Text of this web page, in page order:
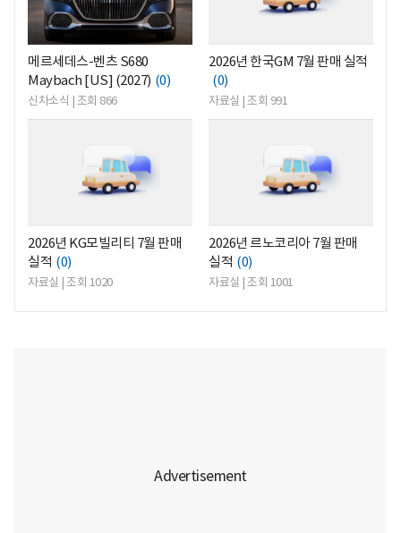
메르세데스-벤츠 S680
Maybach [US] (2027) (0)
신차소식 | 조회 866
2026년 한국GM 7월 판매 실적
(0)
자료실 | 조회 991
2026년 KG모빌리티 7월 판매
실적 (0)
자료실 | 조회 1020
2026년 르노코리아 7월 판매
실적 (0)
자료실 | 조회 1001